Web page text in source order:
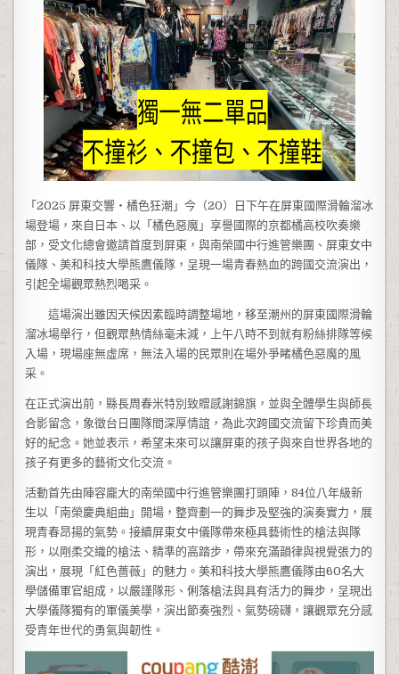
「2025 屏東交響・橘色狂潮」今（20）日下午在屏東國際滑輪溜冰
場登場，來自日本、以「橘色惡魔」享譽國際的京都橘高校吹奏樂
部，受文化總會邀請首度到屏東，與南榮國中行進管樂團、屏東女中
儀隊、美和科技大學熊鷹儀隊，呈現一場青春熱血的跨國交流演出，
引起全場觀眾熱烈喝采。
這場演出雖因天候因素臨時調整場地，移至潮州的屏東國際滑輪
溜冰場舉行，但觀眾熱情絲毫未減，上午八時不到就有粉絲排隊等候
入場，現場座無虛席，無法入場的民眾則在場外爭睹橘色惡魔的風
采。
在正式演出前，縣長周春米特別致贈感謝錦旗，並與全體學生與師長
合影留念，象徵台日團隊間深厚情誼，為此次跨國交流留下珍貴而美
好的紀念。她並表示，希望未來可以讓屏東的孩子與來自世界各地的
孩子有更多的藝術文化交流。
活動首先由陣容龐大的南榮國中行進管樂團打頭陣，84位八年級新
生以「南榮慶典組曲」開場，整齊劃一的舞步及堅強的演奏實力，展
現青春昂揚的氣勢。接續屏東女中儀隊帶來極具藝術性的槍法與隊
形，以剛柔交織的槍法、精準的高踏步，帶來充滿韻律與視覺張力的
演出，展現「紅色薔薇」的魅力。美和科技大學熊鷹儀隊由60名大
學儲備軍官組成，以嚴謹隊形、俐落槍法與具有活力的舞步，呈現出
大學儀隊獨有的軍儀美學，演出節奏強烈、氣勢磅礴，讓觀眾充分感
受青年世代的勇氣與韌性。